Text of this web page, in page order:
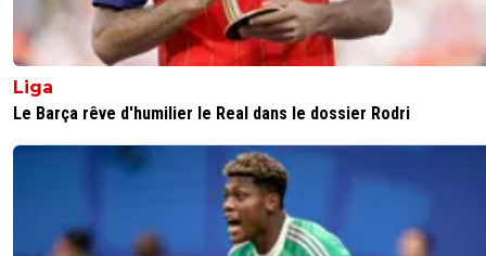
Liga
Le Barça rêve d'humilier le Real dans le dossier Rodri